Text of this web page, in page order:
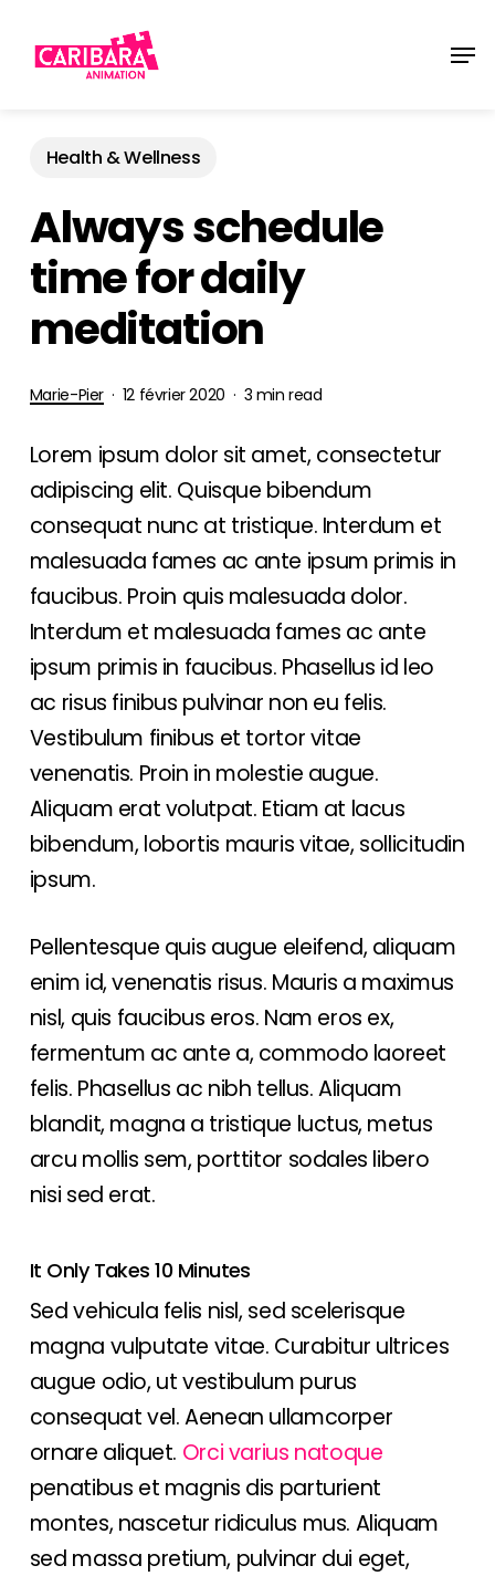
Health & Wellness
Always schedule
time for daily
meditation
Marie-Pier 12 février 2020 3 min read
Lorem ipsum dolor sit amet, consectetur
adipiscing elit. Quisque bibendum
consequat nunc at tristique. Interdum et
malesuada fames ac ante ipsum primis in
faucibus. Proin quis malesuada dolor.
Interdum et malesuada fames ac ante
ipsum primis in faucibus. Phasellus id leo
ac risus finibus pulvinar non eu felis.
Vestibulum finibus et tortor vitae
venenatis. Proin in molestie augue.
Aliquam erat volutpat. Etiam at lacus
bibendum, lobortis mauris vitae, sollicitudin
ipsum.
Pellentesque quis augue eleifend, aliquam
enim id, venenatis risus. Mauris a maximus
nisl, quis faucibus eros. Nam eros ex,
fermentum ac ante a, commodo laoreet
felis. Phasellus ac nibh tellus. Aliquam
blandit, magna a tristique luctus, metus
arcu mollis sem, porttitor sodales libero
nisi sed erat.
It Only Takes 10 Minutes
Sed vehicula felis nisl, sed scelerisque
magna vulputate vitae. Curabitur ultrices
augue odio, ut vestibulum purus
consequat vel. Aenean ullamcorper
ornare aliquet. Orci varius natoque
penatibus et magnis dis parturient
montes, nascetur ridiculus mus. Aliquam
sed massa pretium, pulvinar dui eget,